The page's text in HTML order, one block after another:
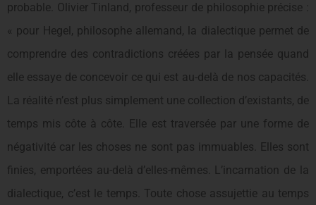
probable. Olivier Tinland, professeur de philosophie précise :
« pour Hegel, philosophe allemand, la dialectique permet de
comprendre des contradictions créées par la pensée quand
elle essaye de concevoir ce qui est au-delà de nos capacités.
La réalité n’est plus simplement une collection d’existants, de
temps mis côte à côte. Elle est traversée par une forme de
négativité car les choses ne sont pas immuables. Elles sont
finies, emportées au-delà d’elles-mêmes. L’incarnation de la
dialectique, c’est le temps. Toute chose assujettie au temps